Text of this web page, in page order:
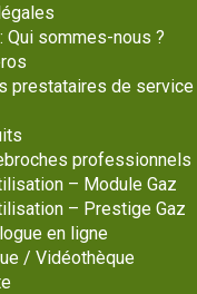
Qui sommes-nous ?
prestataires de service
professionnels
– Module Gaz
– Prestige Gaz
en ligne
/ Vidéothèque